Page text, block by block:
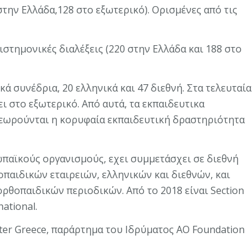
Ελλάδα,128 στο εξωτερικό). Ορισμένες από τις
διαλέξεις (220 στην Ελλάδα και 188 στο
συνέδρια, 20 ελληνικά και 47 διεθνή. Στα τελευταία
στο εξωτερικό. Από αυτά, τα εκπαιδευτικα
η κορυφαία εκπαιδευτική δραστηριότητα
οργανισμούς, εχει συμμετάσχει σε διεθνή
εταιρειών, ελληνικών και διεθνών, και
περιοδικών. Από το 2018 είναι Section
Greece, παράρτημα του Ιδρύματος AO Foundation